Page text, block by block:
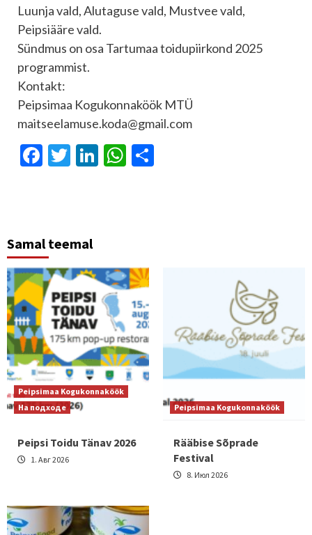
Luunja vald, Alutaguse vald, Mustvee vald,
Peipsiääre vald.
Sündmus on osa Tartumaa toidupiirkond 2025
programmist.
Kontakt:
Peipsimaa Kogukonnaköök MTÜ
maitseelamuse.koda@gmail.com
Facebook
Twitter
LinkedIn
WhatsApp
Samal teemal
Peipsimaa Kogukonnaköök
На подходе
Peipsi Toidu Tänav 2026
1. Авг 2026
Peipsimaa Kogukonnaköök
Rääbise Sõprade
Festival
8. Июл 2026